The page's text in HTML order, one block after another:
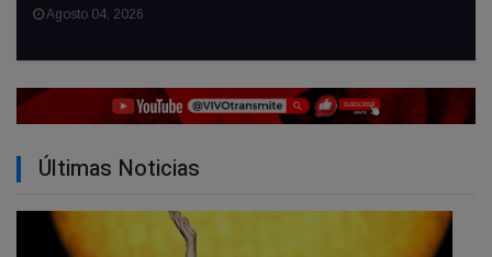
Agosto 04, 2026
Últimas Noticias